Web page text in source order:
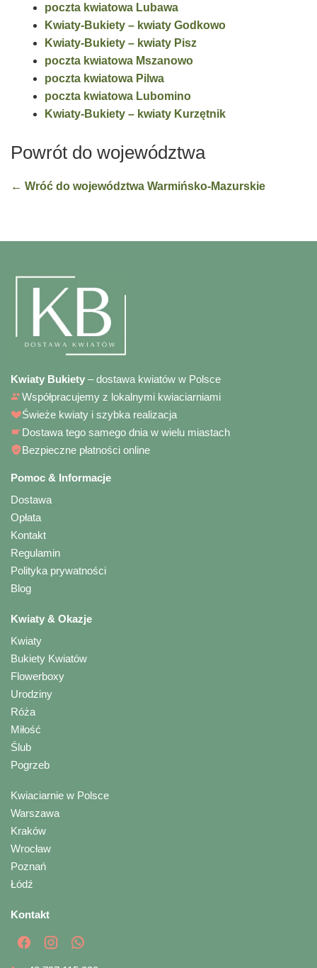
poczta kwiatowa Lubawa
Kwiaty-Bukiety – kwiaty Godkowo
Kwiaty-Bukiety – kwiaty Pisz
poczta kwiatowa Mszanowo
poczta kwiatowa Pilwa
poczta kwiatowa Lubomino
Kwiaty-Bukiety – kwiaty Kurzętnik
Powrót do województwa
← Wróć do województwa Warmińsko-Mazurskie
Kwiaty Bukiety – dostawa kwiatów w Polsce
Współpracujemy z lokalnymi kwiaciarniami
Świeże kwiaty i szybka realizacja
Dostawa tego samego dnia w wielu miastach
Bezpieczne płatności online
Pomoc & Informacje
Dostawa
Opłata
Kontakt
Regulamin
Polityka prywatności
Blog
Kwiaty & Okazje
Kwiaty
Bukiety Kwiatów
Flowerboxy
Urodziny
Róża
Miłość
Ślub
Pogrzeb
Kwiaciarnie w Polsce
Warszawa
Kraków
Wrocław
Poznań
Łódź
Kontakt